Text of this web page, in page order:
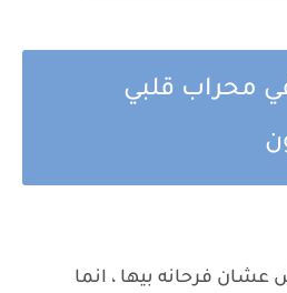
محراب قلبي
فرحانه بيها ، انما